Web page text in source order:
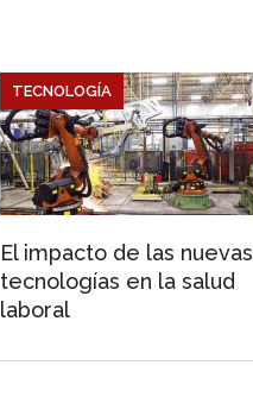
El impacto de las nuevas
tecnologías en la salud
laboral
TECNOLOGÍA